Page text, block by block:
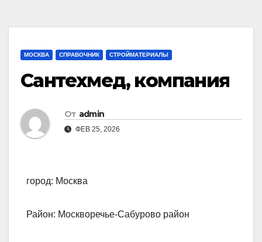
МОСКВА СПРАВОЧНИК СТРОЙМАТЕРИАЛЫ
Сантехмед, компания
От admin
ФЕВ 25, 2026
город: Москва
Район: Москворечье-Сабурово район